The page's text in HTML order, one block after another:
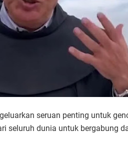
seruan penting untuk
seluruh dunia untuk bergabung